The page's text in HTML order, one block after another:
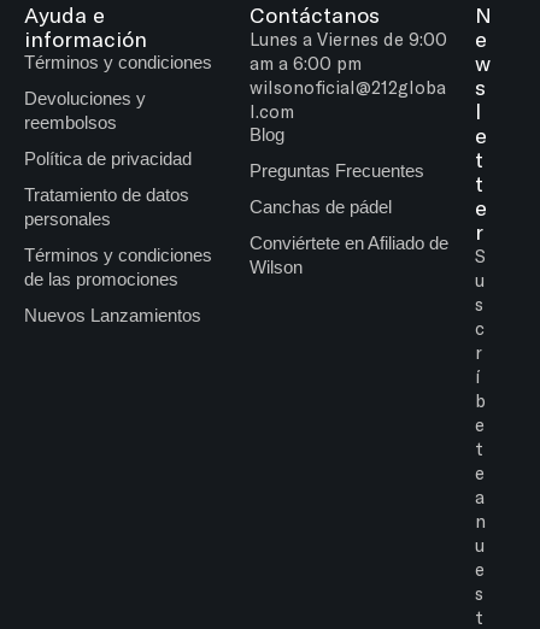
Ayuda e
información
Términos y condiciones
Devoluciones y
reembolsos
Política de privacidad
Tratamiento de datos
personales
Términos y condiciones
de las promociones
Nuevos Lanzamientos
Contáctanos
Lunes a Viernes de 9:00
am a 6:00 pm
wilsonoficial@212globa
l.com
Blog
Preguntas Frecuentes
Canchas de pádel
Conviértete en Afiliado de
Wilson
N
e
w
s
l
e
t
t
e
r
S
u
s
c
r
í
b
e
t
e
a
n
u
e
s
t